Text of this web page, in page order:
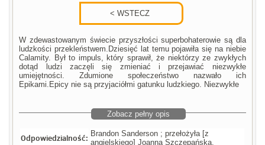
W zdewastowanym świecie przyszłości superbohaterowie są dla
ludzkości przekleństwem.Dziesięć lat temu pojawiła się na niebie
Calamity. Był to impuls, który sprawił, że niektórzy ze zwykłych
dotąd ludzi zaczęli się zmieniać i przejawiać niezwykłe
umiejętności. Zdumione społeczeństwo nazwało ich
Epikami.Epicy nie są przyjaciółmi gatunku ludzkiego. Niezwykłe
Zobacz pełny opis
Odpowiedzialność: Brandon Sanderson ; przełożyła [z
angielskiego] Joanna Szczepańska.